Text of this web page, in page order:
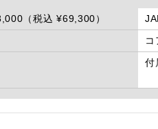
（税込 ¥69,300）
コ
付